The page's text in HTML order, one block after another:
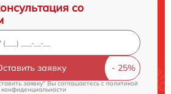
со
заявку
заявку" Вы соглашаетесь cполитикой
конфиденциальности